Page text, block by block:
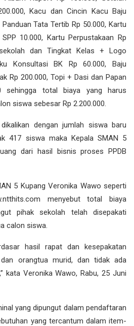
Kacu dan Cincin Kacu Baju
Tata Tertib Rp 50.000, Kartu
10.000, Kartu Perpustakaan Rp
dan Tingkat Kelas + Logo
Konsultasi BK Rp 60.000, Baju
Rp 200.000, Topi + Dasi dan Papan
sehingga total biaya yang harus
siswa sebesar Rp 2.200.000.
dengan jumlah siswa baru
417 siswa maka Kepala SMAN 5
dari hasil bisnis proses PPDB
5 Kupang Veronika Wawo seperti
menyebut total biaya
pihak sekolah telah disepakati
calon siswa.
hasil rapat dan kesepakatan
orangtua murid, dan tidak ada
kata Veronika Wawo, Rabu, 25 Juni
yang dipungut dalam pendaftaran
yang tercantum dalam item-